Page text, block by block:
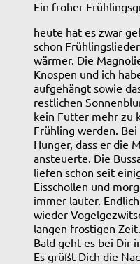
Ein froher
heute hat es zwar
schon
wärmer. Die
Knospen und ich
aufgehängt sowie
restlichen
kein Futter mehr zu
Frühling werden.
Hunger, dass er die
ansteuerte. Die
liefen schon seit
Eisschollen und
immer lauter.
wieder
langen frostigen Zeit.
Bald geht es bei Dir
Es grüßt Dich die